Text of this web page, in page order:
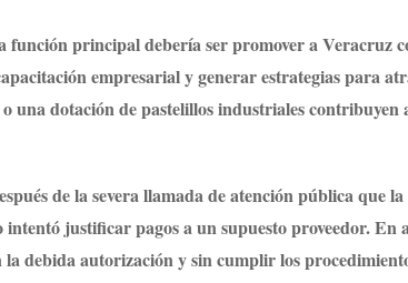
función principal debería ser promover a Veracruz
empresarial y generar estrategias para
una dotación de pastelillos industriales
de la severa llamada de atención pública que
justificar pagos a un supuesto proveedor. En
debida autorización y sin cumplir los